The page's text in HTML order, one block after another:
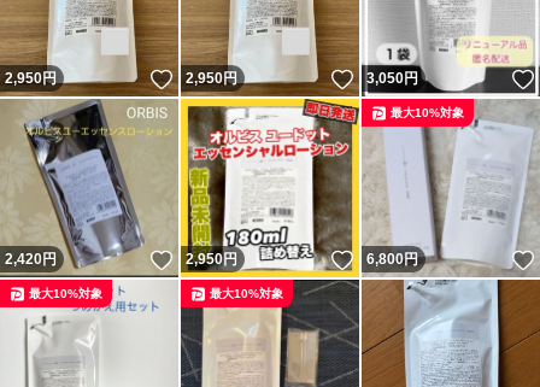
2,950円 いいね！
2,950円 いいね！
3,050円
2,420円 いいね！
2,950円 いいね！
6,800円
最大10%対象
最大10%対象 最大10%対象